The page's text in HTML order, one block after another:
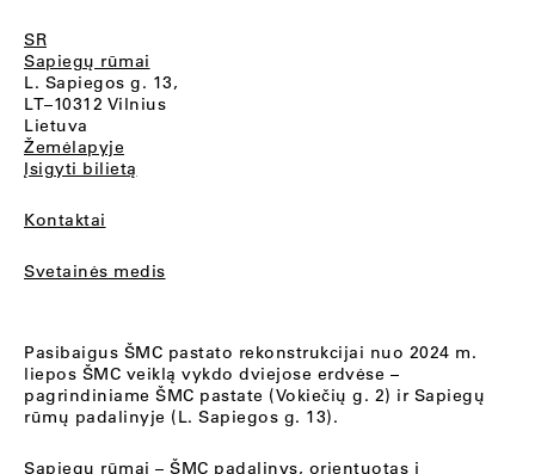
SR
Sapiegų rūmai
L. Sapiegos g. 13,
LT–10312 Vilnius
Lietuva
Žemėlapyje
Įsigyti bilietą
Kontaktai
Svetainės medis
Pasibaigus ŠMC pastato rekonstrukcijai nuo 2024 m.
liepos ŠMC veiklą vykdo dviejose erdvėse –
pagrindiniame ŠMC pastate (Vokiečių g. 2) ir Sapiegų
rūmų padalinyje (L. Sapiegos g. 13).
Sapiegų rūmai – ŠMC padalinys, orientuotas į